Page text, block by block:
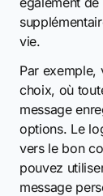
vie.
Par exemple,
choix, où
message
options. Le
vers le bon
pouvez
message